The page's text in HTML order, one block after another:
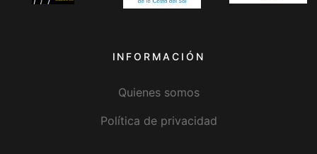
INFORMACIÓN
Quienes somos
Política de privacidad